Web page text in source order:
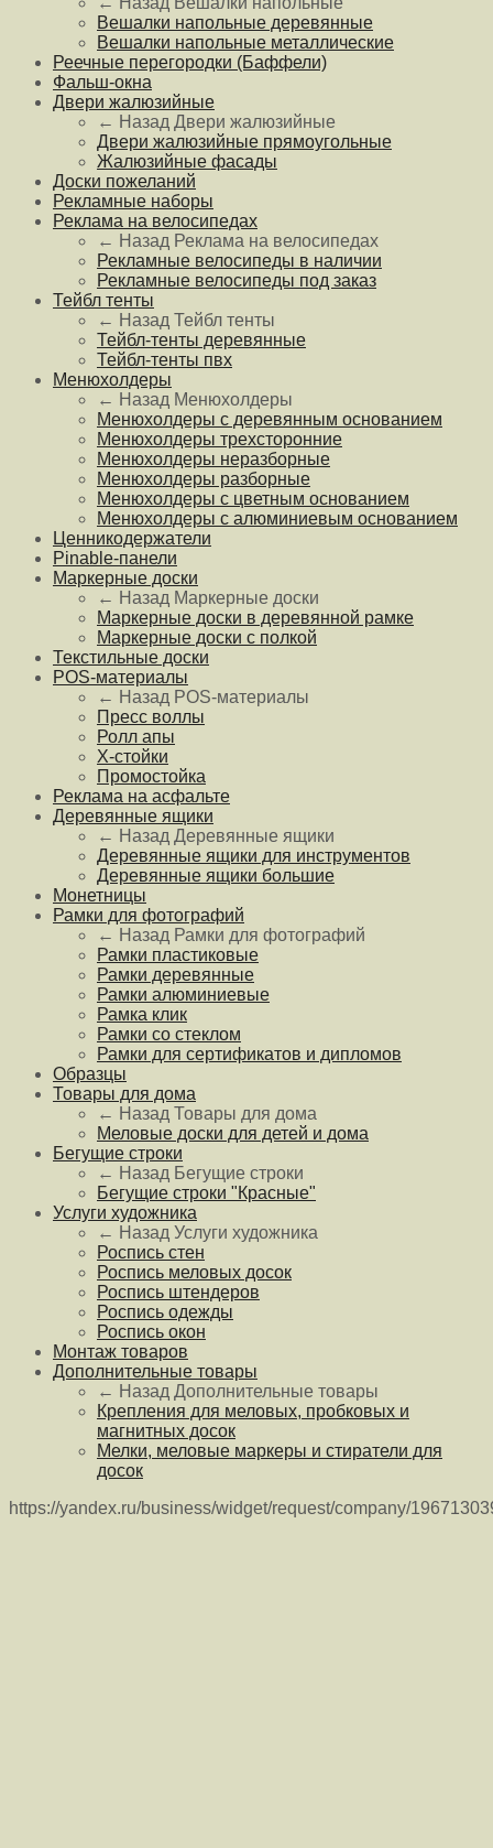
Вешалки напольные деревянные
Вешалки напольные металлические
Реечные перегородки (Баффели)
Фальш-окна
Двери жалюзийные
← Назад Двери жалюзийные
Двери жалюзийные прямоугольные
Жалюзийные фасады
Доски пожеланий
Рекламные наборы
Реклама на велосипедах
← Назад Реклама на велосипедах
Рекламные велосипеды в наличии
Рекламные велосипеды под заказ
Тейбл тенты
← Назад Тейбл тенты
Тейбл-тенты деревянные
Тейбл-тенты пвх
Менюхолдеры
← Назад Менюхолдеры
Менюхолдеры с деревянным основанием
Менюхолдеры трехсторонние
Менюхолдеры неразборные
Менюхолдеры разборные
Менюхолдеры с цветным основанием
Менюхолдеры с алюминиевым основанием
Ценникодержатели
Pinable-панели
Маркерные доски
← Назад Маркерные доски
Маркерные доски в деревянной рамке
Маркерные доски с полкой
Текстильные доски
POS-материалы
← Назад POS-материалы
Пресс воллы
Ролл апы
Х-стойки
Промостойка
Реклама на асфальте
Деревянные ящики
← Назад Деревянные ящики
Деревянные ящики для инструментов
Деревянные ящики большие
Монетницы
Рамки для фотографий
← Назад Рамки для фотографий
Рамки пластиковые
Рамки деревянные
Рамки алюминиевые
Рамка клик
Рамки со стеклом
Рамки для сертификатов и дипломов
Образцы
Товары для дома
← Назад Товары для дома
Меловые доски для детей и дома
Бегущие строки
← Назад Бегущие строки
Бегущие строки "Красные"
Услуги художника
← Назад Услуги художника
Роспись стен
Роспись меловых досок
Роспись штендеров
Роспись одежды
Роспись окон
Монтаж товаров
Дополнительные товары
← Назад Дополнительные товары
Крепления для меловых, пробковых и
магнитных досок
Мелки, меловые маркеры и стиратели для
досок
https://yandex.ru/business/widget/request/company/